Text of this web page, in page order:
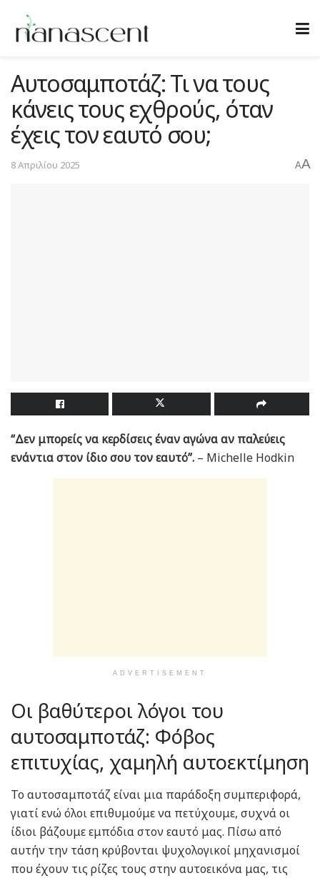
Αυτοσαμποτάζ: Τι να τους
κάνεις τους εχθρούς, όταν
έχεις τον εαυτό σου;
8 Απριλίου 2025 AA
“Δεν μπορείς να κερδίσεις έναν αγώνα αν παλεύεις
ενάντια στον ίδιο σου τον εαυτό”. – Michelle Hodkin
ADVERTISEMENT
Οι βαθύτεροι λόγοι του
αυτοσαμποτάζ: Φόβος
επιτυχίας, χαμηλή αυτοεκτίμηση
Το αυτοσαμποτάζ είναι μια παράδοξη συμπεριφορά,
γιατί ενώ όλοι επιθυμούμε να πετύχουμε, συχνά οι
ίδιοι βάζουμε εμπόδια στον εαυτό μας. Πίσω από
αυτήν την τάση κρύβονται ψυχολογικοί μηχανισμοί
που έχουν τις ρίζες τους στην αυτοεικόνα μας, τις